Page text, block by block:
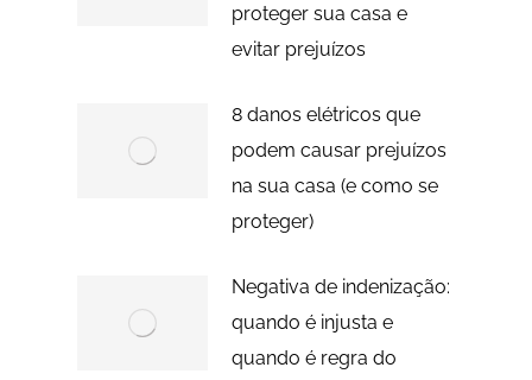
proteger sua casa e
evitar prejuízos
8 danos elétricos que
podem causar prejuízos
na sua casa (e como se
proteger)
Negativa de indenização:
quando é injusta e
quando é regra do